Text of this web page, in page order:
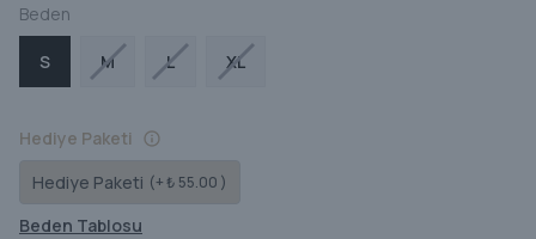
Beden
S M L XL
Hediye Paketi
Hediye Paketi (+ ₺ 55.00 )
Beden Tablosu